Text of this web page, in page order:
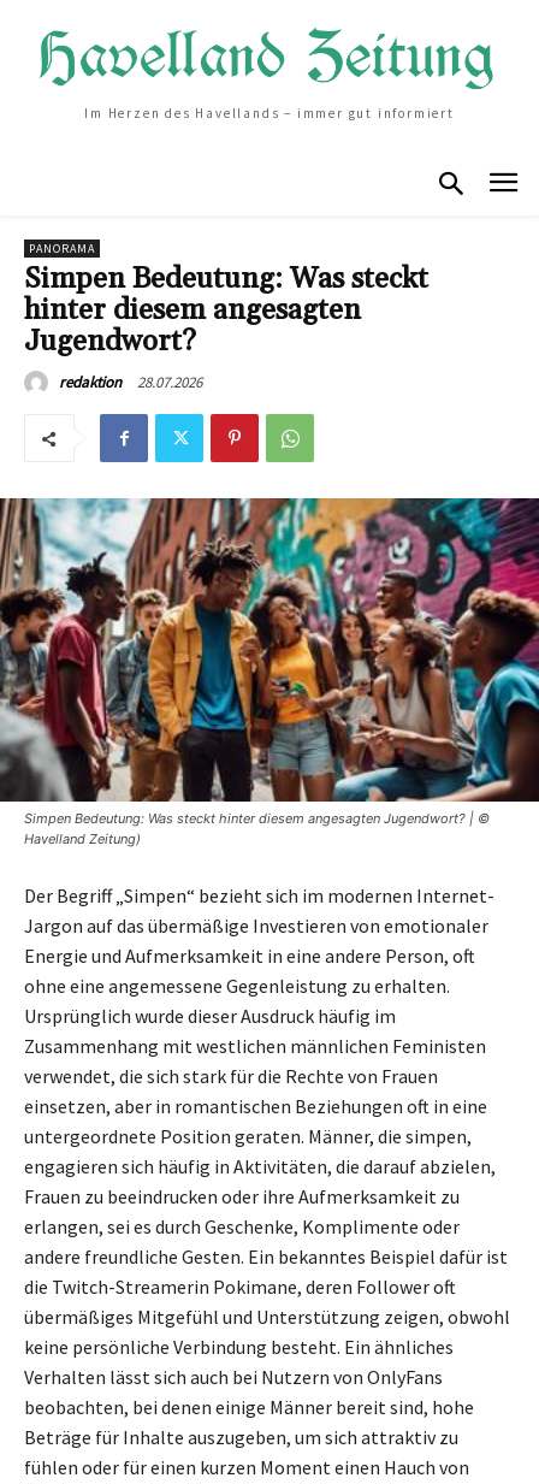
Im Herzen des Havellands – immer gut informiert
PANORAMA
Simpen Bedeutung: Was steckt
hinter diesem angesagten
Jugendwort?
redaktion 28.07.2026
Simpen Bedeutung: Was steckt hinter diesem angesagten Jugendwort? | ©
Havelland Zeitung)
Der Begriff „Simpen“ bezieht sich im modernen Internet-
Jargon auf das übermäßige Investieren von emotionaler
Energie und Aufmerksamkeit in eine andere Person, oft
ohne eine angemessene Gegenleistung zu erhalten.
Ursprünglich wurde dieser Ausdruck häufig im
Zusammenhang mit westlichen männlichen Feministen
verwendet, die sich stark für die Rechte von Frauen
einsetzen, aber in romantischen Beziehungen oft in eine
untergeordnete Position geraten. Männer, die simpen,
engagieren sich häufig in Aktivitäten, die darauf abzielen,
Frauen zu beeindrucken oder ihre Aufmerksamkeit zu
erlangen, sei es durch Geschenke, Komplimente oder
andere freundliche Gesten. Ein bekanntes Beispiel dafür ist
die Twitch-Streamerin Pokimane, deren Follower oft
übermäßiges Mitgefühl und Unterstützung zeigen, obwohl
keine persönliche Verbindung besteht. Ein ähnliches
Verhalten lässt sich auch bei Nutzern von OnlyFans
beobachten, bei denen einige Männer bereit sind, hohe
Beträge für Inhalte auszugeben, um sich attraktiv zu
fühlen oder für einen kurzen Moment einen Hauch von